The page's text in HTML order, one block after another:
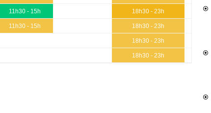
11h30 - 15h 18h30 - 23h
11h30 - 15h 18h30 - 23h
18h30 - 23h
18h30 - 23h